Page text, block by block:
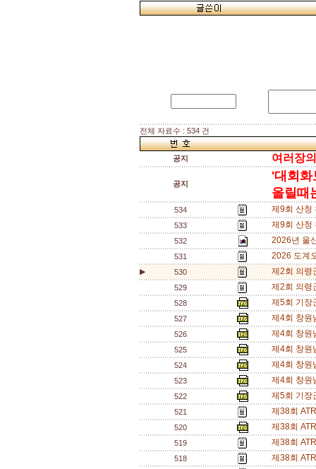
전체 자료수 : 534 건
공지 여러장
공지
'대회화
올릴때
534 제9회 산청
533 제9회 산청
532 2026년 울
531 2026 도계
▶ 530 제2회 의령
529 제2회 의령
528 제5회 기장
527 제4회 창원
526 제4회 창원
525 제4회 창원
524 제4회 창원
523 제4회 창원
522 제5회 기장
521 제38회
520 제38회
519 제38회
518 제38회